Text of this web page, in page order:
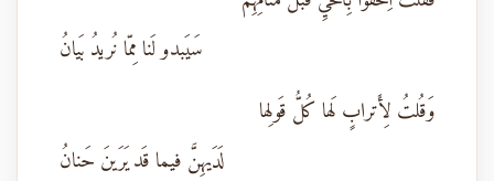
سَيَبدو لَنا مِمّا نُريدُ بَيانُ
وَقُلتُ لِأَترابٍ لَها كُلُّ قَولِها
لَدَيهِنَّ فيما قَد يَرَينَ حَنانُ